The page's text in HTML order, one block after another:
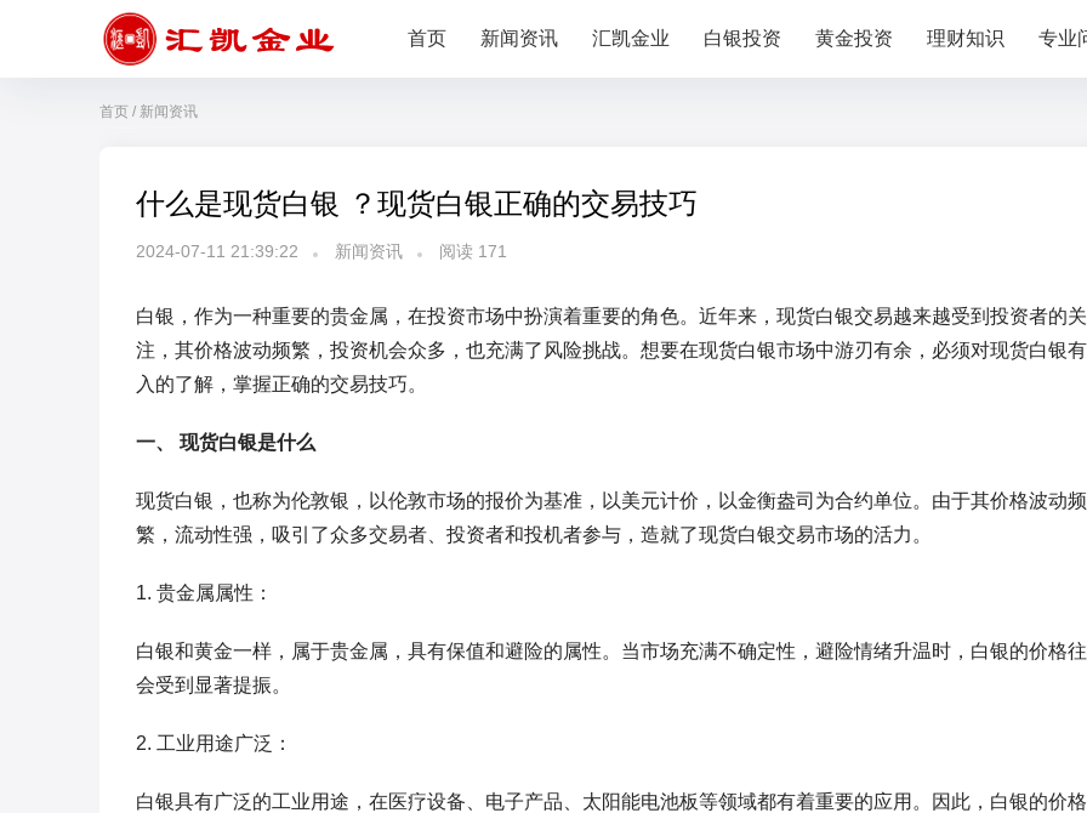
首页 新闻资讯 汇凯金业 白银投资 黄金投资 理财知识 专业
首页 / 新闻资讯
什么是现货白银 ？现货白银正确的交易技巧
2024-07-11 21:39:22 新闻资讯 阅读 171
白银，作为一种重要的贵金属，在投资市场中扮演着重要的角色。近年来，现货白银交易越来越受到投资者的关
注，其价格波动频繁，投资机会众多，也充满了风险挑战。想要在现货白银市场中游刃有余，必须对现货白银
入的了解，掌握正确的交易技巧。
一、 现货白银是什么
现货白银，也称为伦敦银，以伦敦市场的报价为基准，以美元计价，以金衡盎司为合约单位。由于其价格波动频
繁，流动性强，吸引了众多交易者、投资者和投机者参与，造就了现货白银交易市场的活力。
1. 贵金属属性：
白银和黄金一样，属于贵金属，具有保值和避险的属性。当市场充满不确定性，避险情绪升温时，白银的价格
会受到显著提振。
2. 工业用途广泛：
白银具有广泛的工业用途，在医疗设备、电子产品、太阳能电池板等领域都有着重要的应用。因此，白银的价